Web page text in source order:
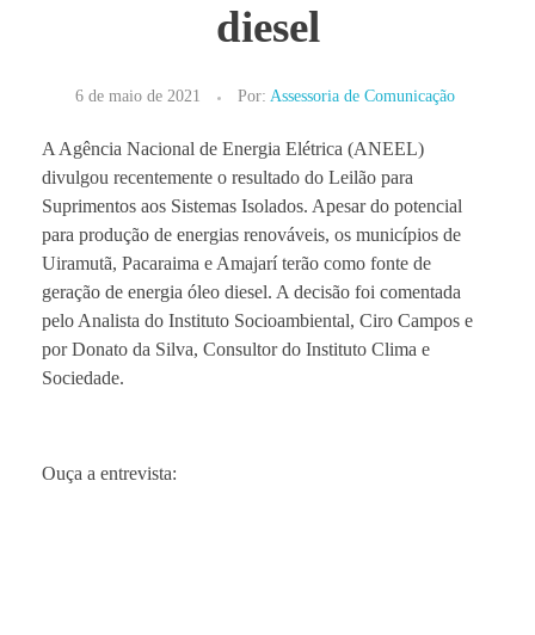
diesel
6 de maio de 2021 Por: Assessoria de Comunicação
A Agência Nacional de Energia Elétrica (ANEEL)
divulgou recentemente o resultado do Leilão para
Suprimentos aos Sistemas Isolados. Apesar do potencial
para produção de energias renováveis, os municípios de
Uiramutã, Pacaraima e Amajarí terão como fonte de
geração de energia óleo diesel. A decisão foi comentada
pelo Analista do Instituto Socioambiental, Ciro Campos e
por Donato da Silva, Consultor do Instituto Clima e
Sociedade.
Ouça a entrevista: